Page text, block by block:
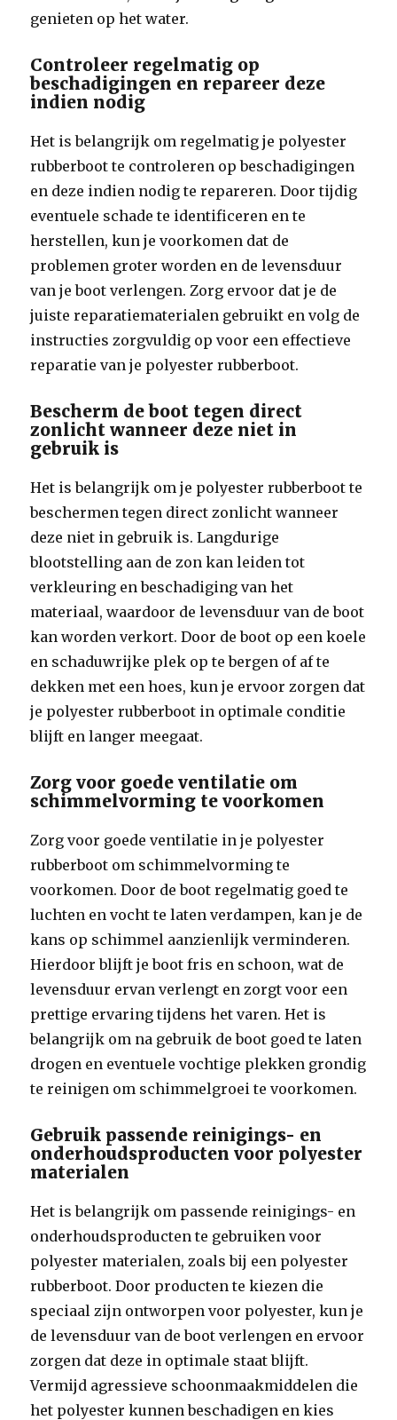
genieten op het water.
Controleer regelmatig op
beschadigingen en repareer deze
indien nodig
Het is belangrijk om regelmatig je polyester
rubberboot te controleren op beschadigingen
en deze indien nodig te repareren. Door tijdig
eventuele schade te identificeren en te
herstellen, kun je voorkomen dat de
problemen groter worden en de levensduur
van je boot verlengen. Zorg ervoor dat je de
juiste reparatiematerialen gebruikt en volg de
instructies zorgvuldig op voor een effectieve
reparatie van je polyester rubberboot.
Bescherm de boot tegen direct
zonlicht wanneer deze niet in
gebruik is
Het is belangrijk om je polyester rubberboot te
beschermen tegen direct zonlicht wanneer
deze niet in gebruik is. Langdurige
blootstelling aan de zon kan leiden tot
verkleuring en beschadiging van het
materiaal, waardoor de levensduur van de boot
kan worden verkort. Door de boot op een koele
en schaduwrijke plek op te bergen of af te
dekken met een hoes, kun je ervoor zorgen dat
je polyester rubberboot in optimale conditie
blijft en langer meegaat.
Zorg voor goede ventilatie om
schimmelvorming te voorkomen
Zorg voor goede ventilatie in je polyester
rubberboot om schimmelvorming te
voorkomen. Door de boot regelmatig goed te
luchten en vocht te laten verdampen, kan je de
kans op schimmel aanzienlijk verminderen.
Hierdoor blijft je boot fris en schoon, wat de
levensduur ervan verlengt en zorgt voor een
prettige ervaring tijdens het varen. Het is
belangrijk om na gebruik de boot goed te laten
drogen en eventuele vochtige plekken grondig
te reinigen om schimmelgroei te voorkomen.
Gebruik passende reinigings- en
onderhoudsproducten voor polyester
materialen
Het is belangrijk om passende reinigings- en
onderhoudsproducten te gebruiken voor
polyester materialen, zoals bij een polyester
rubberboot. Door producten te kiezen die
speciaal zijn ontworpen voor polyester, kun je
de levensduur van de boot verlengen en ervoor
zorgen dat deze in optimale staat blijft.
Vermijd agressieve schoonmaakmiddelen die
het polyester kunnen beschadigen en kies